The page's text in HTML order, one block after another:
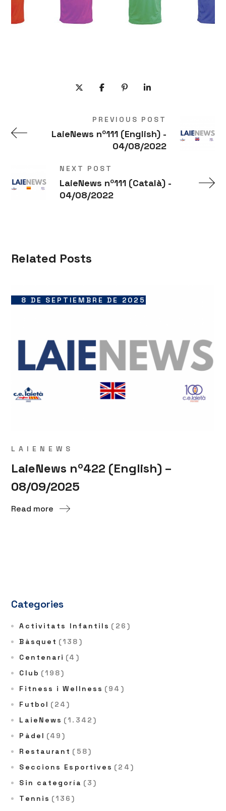
PREVIOUS POST
LaieNews nº111 (English) -
04/08/2022
NEXT POST
LaieNews nº111 (Català) -
04/08/2022
Related Posts
8 DE SEPTIEMBRE DE 2025
LAIENEWS
LaieNews nº422 (English) –
08/09/2025
Read more
Categories
Activitats Infantils (26)
Bàsquet (138)
Centenari (4)
Club (198)
Fitness i Wellness (94)
Futbol (24)
LaieNews (1.342)
Pàdel (49)
Restaurant (58)
Seccions Esportives (24)
Sin categoría (3)
Tennis (136)